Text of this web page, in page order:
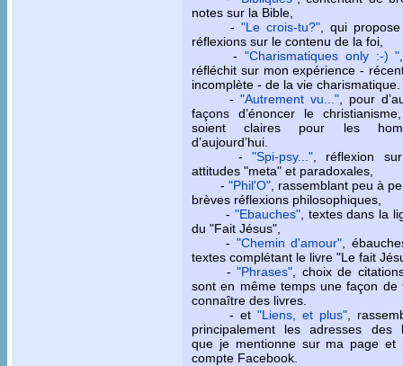
notes sur la Bible,
- "Le crois-tu?", qui
réflexions sur le contenu de la foi,
-"Charismatiques only :-) "
réfléchit sur mon expérience -
incomplète - de la vie charismatique.
- "Autrement vu..." , pour
façons d’énoncer le
soient claires pour les
d’aujourd’hui.
- "Spi-psy..." , réflexion
attitudes "meta" et paradoxales,
- "Phil'O" , rassemblant peu à
brèves réflexions philosophiques,
- "Ebauches", textes dans la
du "Fait Jésus",
- "Chemin d'amour" ,
textes complétant le livre "Le fait
-"Phrases" , choix de
sont en même temps une façon de
connaître des livres.
- et "Liens, et plus" ,
principalement les adresses des
que je mentionne sur ma page et
compte Facebook.